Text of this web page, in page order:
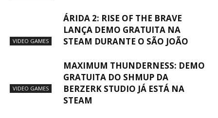
VIDEO GAMES
ÁRIDA 2: RISE OF THE BRAVE
LANÇA DEMO GRATUITA NA
STEAM DURANTE O SÃO JOÃO
VIDEO GAMES
MAXIMUM THUNDERNESS: DEMO
GRATUITA DO SHMUP DA
BERZERK STUDIO JÁ ESTÁ NA
STEAM